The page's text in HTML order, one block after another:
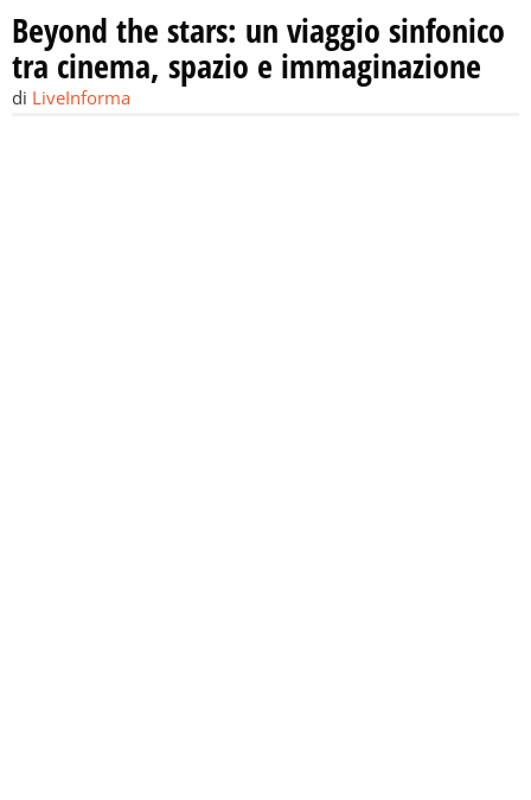
Beyond the stars: un viaggio sinfonico
tra cinema, spazio e immaginazione
di LiveInforma